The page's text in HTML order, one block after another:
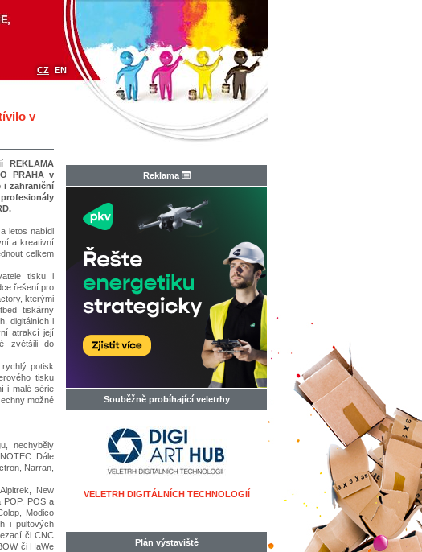
CZ EN
v
REKLAMA
PRAHA v
i zahraniční
letos nabídl
a kreativní
celkem
tisku i
řešení pro
kterými
tiskárny
digitálních i
atrakcí její
zvětšili do
potisk
tisku
i malé série
možné
nechyběly
Dále
Narran,
New
POP, POS a
Modico
i pultových
či CNC
či HaWe
Reklama
Souběžně probíhající veletrhy
VELETRH DIGITÁLNÍCH TECHNOLOGIÍ
Plán výstaviště